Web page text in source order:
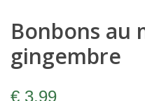
Bonbons au
gingembre
€ 3,99